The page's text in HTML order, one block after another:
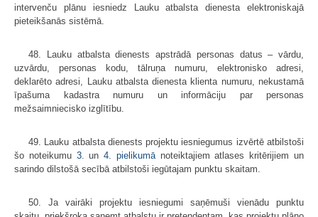
intervenču plānu iesniedz Lauku atbalsta dienesta elektroniskajā
pieteikšanās sistēmā.
48. Lauku atbalsta dienests apstrādā personas datus – vārdu,
uzvārdu, personas kodu, tālruņa numuru, elektronisko adresi,
deklarēto adresi, Lauku atbalsta dienesta klienta numuru, nekustamā
īpašuma kadastra numuru un informāciju par personas
mežsaimniecisko izglītību.
49. Lauku atbalsta dienests projektu iesniegumus izvērtē atbilstoši
šo noteikumu 3. un4. pielikumānoteiktajiem atlases kritērijiem un
sarindo dilstošā secībā atbilstoši iegūtajam punktu skaitam.
50. Ja vairāki projektu iesniegumi saņēmuši vienādu punktu